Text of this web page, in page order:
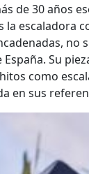
de 30 años
la escaladora
no
Su
como
en sus